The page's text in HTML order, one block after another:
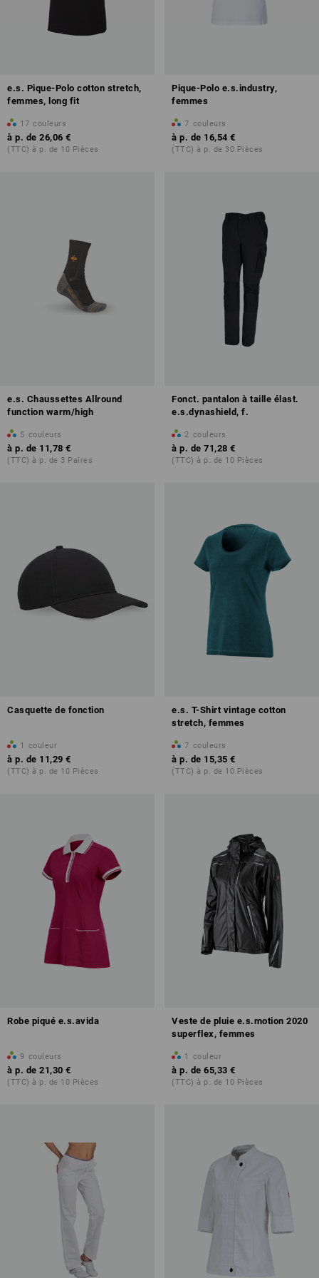
e.s. Pique-Polo cotton stretch,
femmes, long fit
17 couleurs
à p. de 26,06 €
(TTC) à p. de 10 Pièces
Pique-Polo e.s.industry,
femmes
7 couleurs
à p. de 16,54 €
(TTC) à p. de 30 Pièces
e.s. Chaussettes Allround
function warm/high
5 couleurs
à p. de 11,78 €
(TTC) à p. de 3 Paires
Fonct. pantalon à taille élast.
e.s.dynashield, f.
2 couleurs
à p. de 71,28 €
(TTC) à p. de 10 Pièces
Casquette de fonction
1 couleur
à p. de 11,29 €
(TTC) à p. de 10 Pièces
e.s. T-Shirt vintage cotton
stretch, femmes
7 couleurs
à p. de 15,35 €
(TTC) à p. de 10 Pièces
Robe piqué e.s.avida
9 couleurs
à p. de 21,30 €
(TTC) à p. de 10 Pièces
Veste de pluie e.s.motion 2020
superflex, femmes
1 couleur
à p. de 65,33 €
(TTC) à p. de 10 Pièces